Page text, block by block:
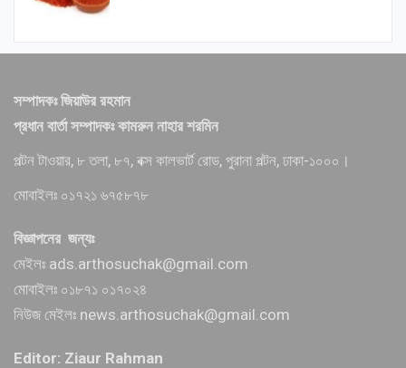
সম্পাদকঃ জিয়াউর রহমান
প্রধান বার্তা সম্পাদকঃ কামরুন নাহার শরমিন
পল্টন টাওয়ার, ৮ তলা, ৮৭, বক্স কালভার্ট রোড, পুরানা পল্টন, ঢাকা-১০০০।
মোবাইলঃ ০১৭২১ ৬৭৫৮৭৮
বিজ্ঞাপনের জন্যঃ
মেইলঃ ads.arthosuchak@gmail.com
মোবাইলঃ ০১৮৭১ ০১৭০২৪
নিউজ মেইলঃ news.arthosuchak@gmail.com
Editor: Ziaur Rahman